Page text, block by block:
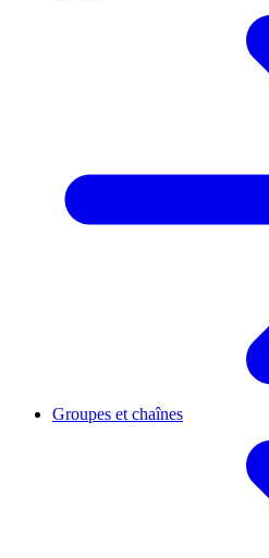
Groupes et chaînes